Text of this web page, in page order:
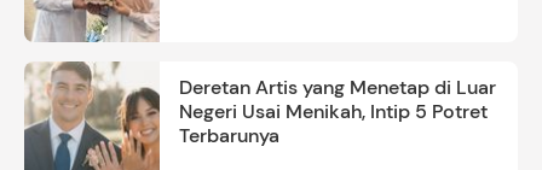
Deretan Artis yang Menetap di Luar
Negeri Usai Menikah, Intip 5 Potret
Terbarunya